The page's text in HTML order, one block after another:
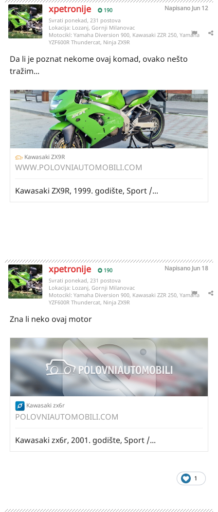
xpetronije 190 Napisano Jun 12
Svrati ponekad, 231 postova
Lokacija: Lozanj, Gornji Milanovac
Motocikl: Yamaha Diversion 900, Kawasaki ZZR 250, Yamaha
YZF600R Thundercat, Ninja ZX9R
Da li je poznat nekome ovaj komad, ovako nešto
tražim...
Kawasaki ZX9R
WWW.POLOVNIAUTOMOBILI.COM
Kawasaki ZX9R, 1999. godište, Sport /...
xpetronije 190 Napisano Jun 18
Svrati ponekad, 231 postova
Lokacija: Lozanj, Gornji Milanovac
Motocikl: Yamaha Diversion 900, Kawasaki ZZR 250, Yamaha
YZF600R Thundercat, Ninja ZX9R
Zna li neko ovaj motor
Kawasaki zx6r
POLOVNIAUTOMOBILI.COM
Kawasaki zx6r, 2001. godište, Sport /...
1